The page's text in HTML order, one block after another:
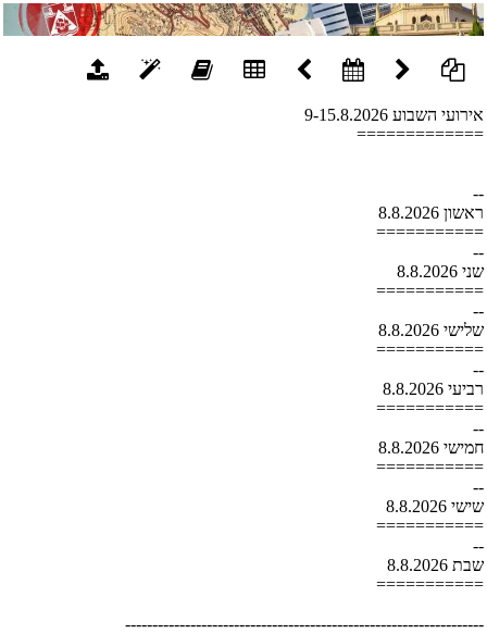
אירועי השבוע 9-15.8.2026
=============
--
ראשון 8.8.2026
===========
--
שני 8.8.2026
===========
--
שלישי 8.8.2026
===========
--
רביעי 8.8.2026
===========
--
חמישי 8.8.2026
===========
--
שישי 8.8.2026
===========
--
שבת 8.8.2026
===========
------------------------------------------------------------------